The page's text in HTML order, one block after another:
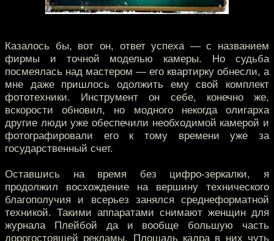
Казалось бы, вот он, ответ успеха — с названием
фирмы и точной моделью камеры. Но судьба
посмеялась над мастером — его квартирку обнесли, а
мне даже пришлось одолжить ему свой комплект
фототехники. Инструмент он себе, конечно же,
вскорости обновил, но модного некогда олигарха
другие люди уже обеспечили необходимой камерой и
фотографировали его к тому времени уже за
государственный счет.
Оставшись на время без цифро-зеркалки, я
продолжил восхождение на вершину технического
благополучия и всерьез занялся среднеформатной
техникой. Такими аппаратами снимают женщин для
журнала Плейбой да и вообще большую часть
дорогостоящей рекламы. Площадь кадра в них чуть